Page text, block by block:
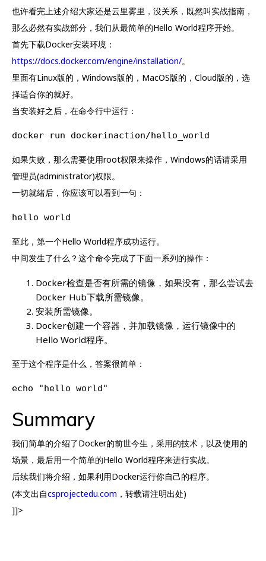
也许看完上述介绍大家还是云里雾里，没关系，既然叫实战指南，
那么必然有实战部分，我们从最简单的Hello World程序开始。
首先下载Docker安装环境：
https://docs.docker.com/engine/installation/。
里面有Linux版的，Windows版的，MacOS版的，Cloud版的，选
择适合你的就好。
当安装好之后，在命令行中运行：
docker run dockerinaction/hello_world
如果失败，那么需要使用root权限来操作，Windows的话请采用
管理员(administrator)权限。
一切就绪后，你应该可以看到一句：
hello world
至此，第一个Hello World程序成功运行。
中间发生了什么？这个命令完成了下面一系列的操作：
Docker检查是否有所需的镜像，如果没有，那么尝试去
Docker Hub下载所需镜像。
安装所需镜像。
Docker创建一个容器，并加载镜像，运行镜像中的
Hello World程序。
至于这个程序是什么，答案很简单：
echo "hello world"
Summary
我们简单的介绍了Docker的前世今生，采用的技术，以及使用的
场景，最后用一个简单的Hello World程序来进行实战。
后续我们将介绍，如果利用Docker运行你自己的程序。
(本文出自csprojectedu.com ，转载请注明出处)
]]>